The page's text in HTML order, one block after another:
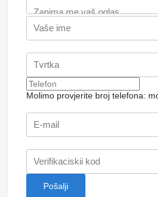
Molimo provjerite broj telefona: